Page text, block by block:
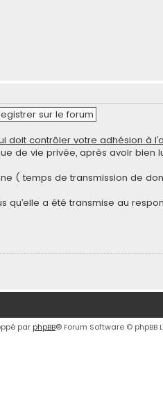
sur le forum
doit contrôler votre adhésion à
de vie privée, après avoir
( temps de transmission de
qu’elle a été transmise au
par phpBB® Forum Software © phpBB